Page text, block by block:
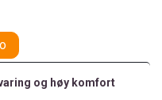
og høy komfort